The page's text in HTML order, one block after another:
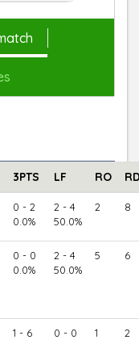
3PTS LF RO
0 - 2
0.0%
2 - 4
50.0%
2 8
0 - 0
0.0%
2 - 4
50.0%
5 6
1 - 6
0 - 0
1 2